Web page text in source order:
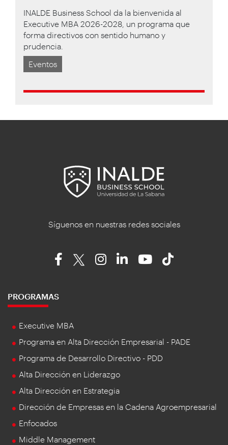
INALDE Business School da la bienvenida al
Executive MBA 2026-2028, un programa que
forma directivos con sentido humano y
prudencia.
Eventos
Síguenos en nuestras redes sociales
PROGRAMAS
Executive MBA
Programa en Alta Dirección Empresarial - PADE
Programa de Desarrollo Directivo - PDD
Alta Dirección en Liderazgo
Alta Dirección en Estrategia
Dirección de Empresas en la Cadena Agroempresarial
Enfocados
Middle Management